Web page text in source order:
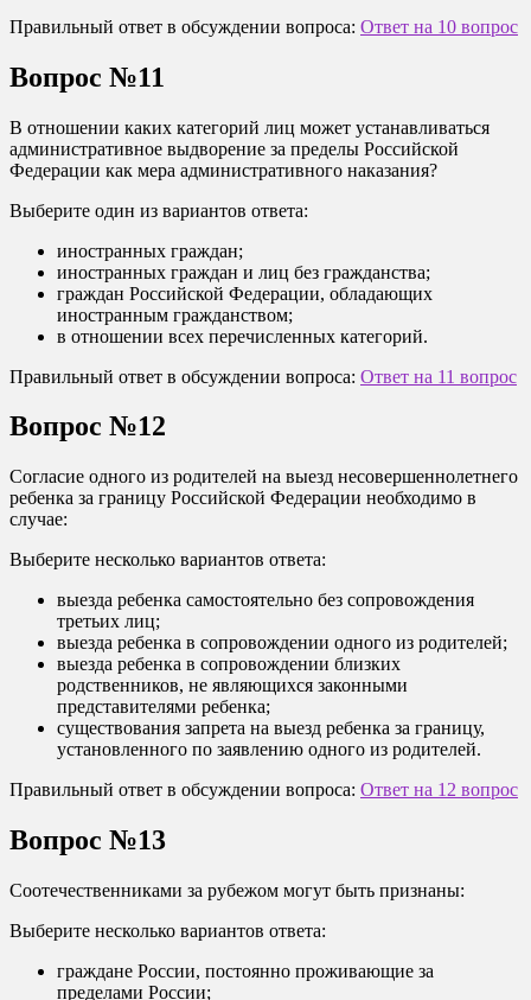
Правильный ответ в обсуждении вопроса: Ответ на 10 вопрос
Вопрос №11
В отношении каких категорий лиц может устанавливаться
административное выдворение за пределы Российской
Федерации как мера административного наказания?
Выберите один из вариантов ответа:
иностранных граждан;
иностранных граждан и лиц без гражданства;
граждан Российской Федерации, обладающих
иностранным гражданством;
в отношении всех перечисленных категорий.
Правильный ответ в обсуждении вопроса: Ответ на 11 вопрос
Вопрос №12
Согласие одного из родителей на выезд несовершеннолетнего
ребенка за границу Российской Федерации необходимо в
случае:
Выберите несколько вариантов ответа:
выезда ребенка самостоятельно без сопровождения
третьих лиц;
выезда ребенка в сопровождении одного из родителей;
выезда ребенка в сопровождении близких
родственников, не являющихся законными
представителями ребенка;
существования запрета на выезд ребенка за границу,
установленного по заявлению одного из родителей.
Правильный ответ в обсуждении вопроса: Ответ на 12 вопрос
Вопрос №13
Соотечественниками за рубежом могут быть признаны:
Выберите несколько вариантов ответа:
граждане России, постоянно проживающие за
пределами России;